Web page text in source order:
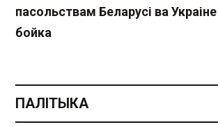
пасольствам Беларусі ва
бойка
ПАЛІТЫКА